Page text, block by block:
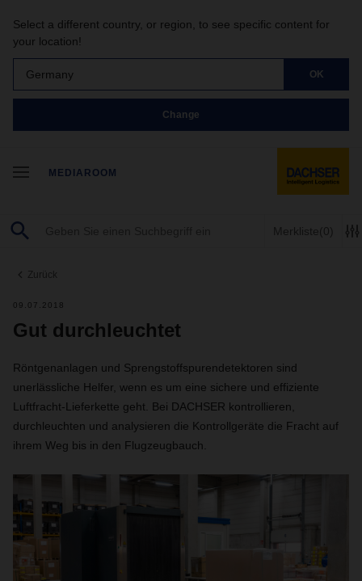
Select a different country, or region, to see specific content for
your location!
Germany OK
Change
MEDIAROOM
Merkliste(0)
Zurück
09.07.2018
Gut durchleuchtet
Röntgenanlagen und Sprengstoffspurendetektoren sind
unerlässliche Helfer, wenn es um eine sichere und effiziente
Luftfracht-Lieferkette geht. Bei DACHSER kontrollieren,
durchleuchten und analysieren die Kontrollgeräte die Fracht auf
ihrem Weg bis in den Flugzeugbauch.